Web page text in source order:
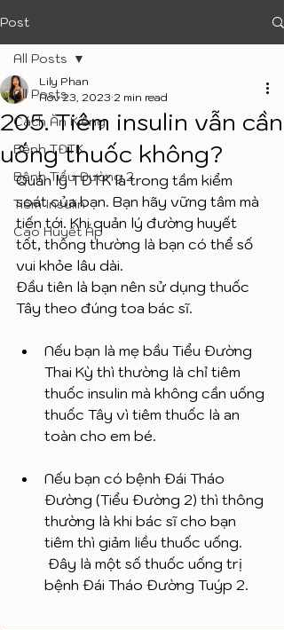
Post
All Posts
Cách Ăn Kiêng
Bệnh TĐTK
Bệnh Tiểu Đường 2
Tiêm Insulin
Cao Huyết Áp
All Posts
205. Tiêm insulin vẫn cần
uống thuốc không?
Lily Phan
Nov 23, 2023 2 min read
Quản lý TĐTK là trong tầm kiểm
soát của bạn. Bạn hãy vững tâm mà
tiến tới. Khi quản lý đường huyết
tốt, thông thường là bạn có thể số
vui khỏe lâu dài.
Đầu tiên là bạn nên sử dụng thuốc
Tây theo đúng toa bác sĩ.
Nếu bạn là mẹ bầu Tiểu Đường
Thai Kỳ thì thường là chỉ tiêm
thuốc insulin mà không cần uống
thuốc Tây vì tiêm thuốc là an
toàn cho em bé.
Nếu bạn có bệnh Đái Tháo
Đường (Tiểu Đường 2) thì thông
thường là khi bác sĩ cho bạn
tiêm thì giảm liều thuốc uống.
Đây là một số thuốc uống trị
bệnh Đái Tháo Đường Tuýp 2.